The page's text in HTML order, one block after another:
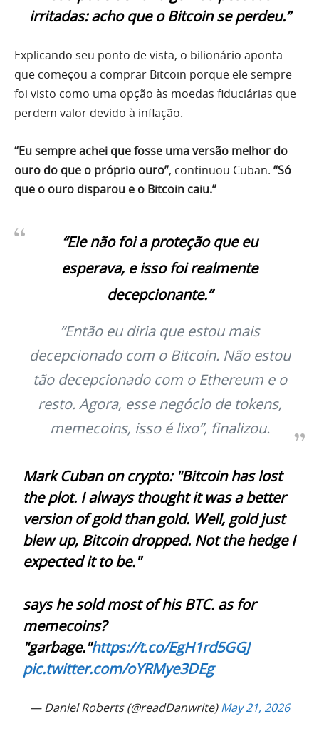
irritadas: acho que o Bitcoin se perdeu.”
Explicando seu ponto de vista, o bilionário aponta
que começou a comprar Bitcoin porque ele sempre
foi visto como uma opção às moedas fiduciárias que
perdem valor devido à inflação.
“Eu sempre achei que fosse uma versão melhor do
ouro do que o próprio ouro”, continuou Cuban. “Só
que o ouro disparou e o Bitcoin caiu.”
“Ele não foi a proteção que eu
esperava, e isso foi realmente
decepcionante.”
“Então eu diria que estou mais
decepcionado com o Bitcoin. Não estou
tão decepcionado com o Ethereum e o
resto. Agora, esse negócio de tokens,
memecoins, isso é lixo”, finalizou.
Mark Cuban on crypto: "Bitcoin has lost
the plot. I always thought it was a better
version of gold than gold. Well, gold just
blew up, Bitcoin dropped. Not the hedge I
expected it to be."
says he sold most of his BTC. as for
memecoins?
"garbage."https://t.co/EgH1rd5GGJ
pic.twitter.com/oYRMye3DEg
— Daniel Roberts (@readDanwrite)May 21, 2026